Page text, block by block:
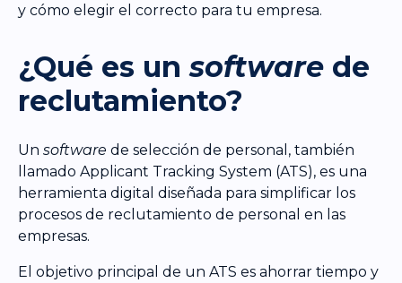
y cómo elegir el correcto para tu empresa.
¿Qué es unsoftware de
reclutamiento?
Un software de selección de personal, también
llamado Applicant Tracking System (ATS), es una
herramienta digital diseñada para simplificar los
procesos de reclutamiento de personal en las
empresas.
El objetivo principal de un ATS es ahorrar tiempo y